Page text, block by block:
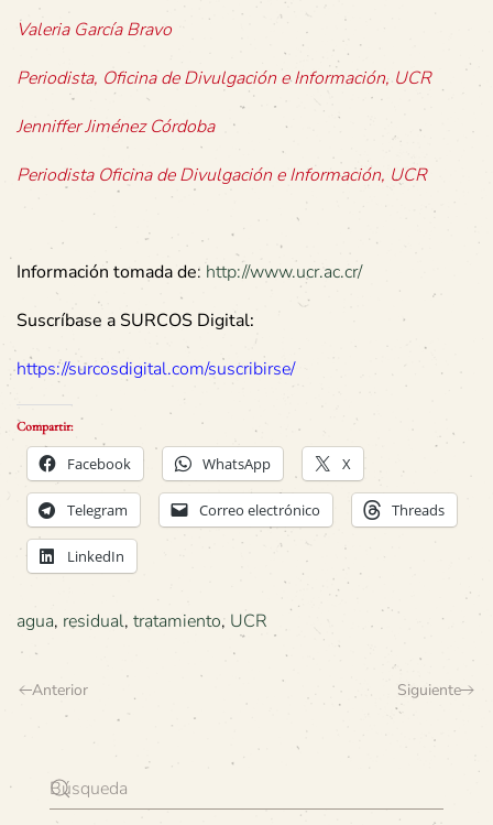
Valeria García Bravo
Periodista, Oficina de Divulgación e Información, UCR
Jenniffer Jiménez Córdoba
Periodista Oficina de Divulgación e Información, UCR
Información tomada de: http://www.ucr.ac.cr/
Suscríbase a SURCOS Digital:
https://surcosdigital.com/suscribirse/
Compartir:
Facebook WhatsApp X
Telegram Correo electrónico Threads
LinkedIn
agua, residual, tratamiento, UCR
Anterior Siguiente